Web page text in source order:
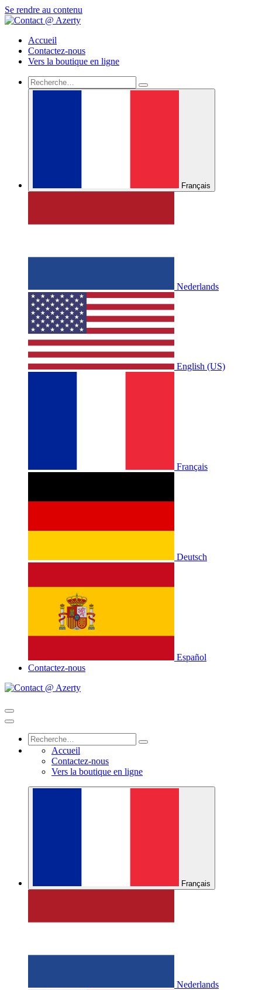
Se rendre au contenu
Accueil
Contactez-nous
Vers la boutique en ligne
Français
Nederlands
English (US)
Français
Deutsch
Español
Contactez-nous
Accueil
Contactez-nous
Vers la boutique en ligne
Français
Nederlands